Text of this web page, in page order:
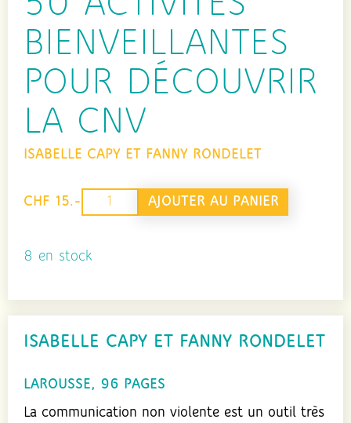
BIENVEILLANTES
POUR DÉCOUVRIR
LA CNV
ISABELLE CAPY ET FANNY RONDELET
CHF 15.-
8 en stock
quantité
50
pour
découvrir
CNV
AJOUTER AU PANIER
ISABELLE CAPY ET FANNY RONDELET
LAROUSSE, 96 PAGES
La communication non violente est un outil très